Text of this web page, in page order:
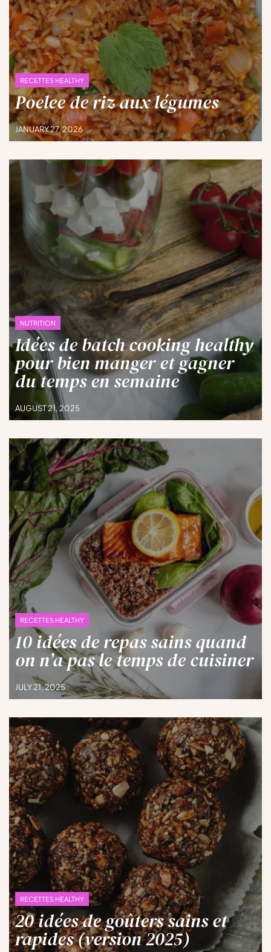
RECETTES HEALTHY
Poelee de riz aux légumes
JANUARY 27, 2026
NUTRITION
Idées de batch cooking healthy
pour bien manger et gagner
du temps en semaine
AUGUST 21, 2025
RECETTES HEALTHY
10 idées de repas sains quand
on n’a pas le temps de cuisiner
JULY 21, 2025
RECETTES HEALTHY
20 idées de goûters sains et
rapides (version 2025)